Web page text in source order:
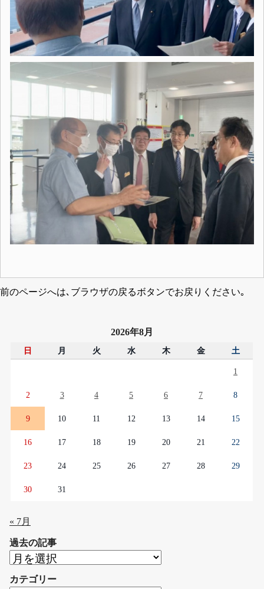
前のページへは､ブラウザの戻るボタンでお戻りください｡
2026年8月
日 月 火 水 木 金 土
1
2 3 4 5 6 7 8
9 10 11 12 13 14 15
16 17 18 19 20 21 22
23 24 25 26 27 28 29
30 31
« 7月
過去の記事
過
の
カテゴリー